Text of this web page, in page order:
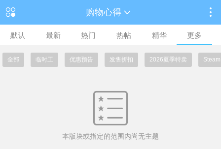
购物心得
默认 最新 热门 热帖 精华 更多
全部 临时工 优惠预告 发售折扣 2026夏季特卖
本版块或指定的范围内尚无主题